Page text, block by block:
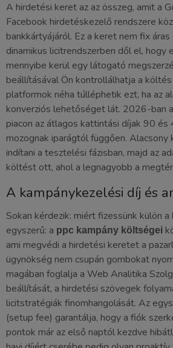
A hirdetési keret az az összeg, amit a
Facebook hirdetéskezelő rendszere
bankkártyájáról. Ez a keret nem fix
dinamikus licitrendszerben dől el, hogy
mennyibe kerül egy látogató
beállításával Ön kontrollálhatja a
platformok néha túlléphetik ezt, ha az
konverziós lehetőséget lát. 2026-ban
piacon az átlagos kattintási díjak 90
mozognak iparágtól függően.
indítani a tesztelési fázisban, majd az
költést ott, ahol a legnagyobb a
A kampánykezelési díj és
Sokan kérdezik: miért fizessünk külön
egyszerű: a ppc kampány költségei
ami megvédi a hirdetési keretet a
ügynökség nem csupán gombokat
magában foglalja a Web Analitika
beállítását, a hirdetési szövegek
licitstratégiák finomhangolását. Az
(setup fee) garantálja, hogy a fiók
pontok már az első naptól kezdve